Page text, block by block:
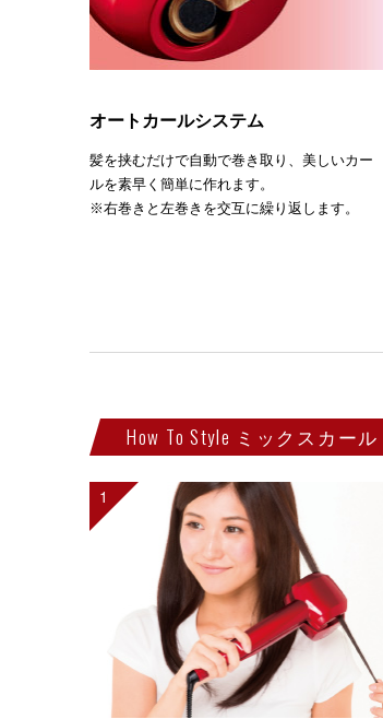
オートカールシステム
髪を挟むだけで自動で巻き取り、美しいカー
ルを素早く簡単に作れます。
※右巻きと左巻きを交互に繰り返します。
How To Style ミックスカール
1